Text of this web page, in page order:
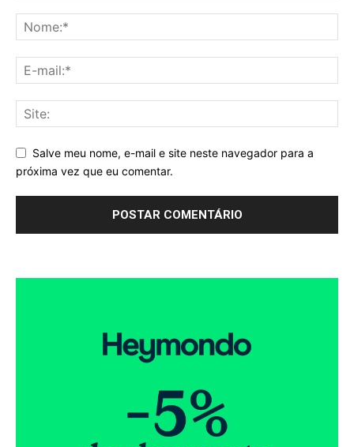
Salve meu nome, e-mail e site neste navegador para a
próxima vez que eu comentar.